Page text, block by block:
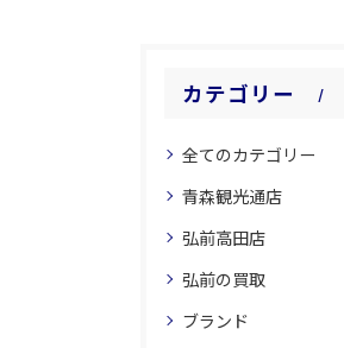
カテゴリー
全てのカテゴリー
青森観光通店
弘前高田店
弘前の買取
ブランド